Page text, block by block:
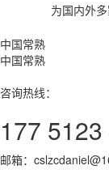
为国内外
中国常熟
中国常熟
咨询热线：
177
邮箱：